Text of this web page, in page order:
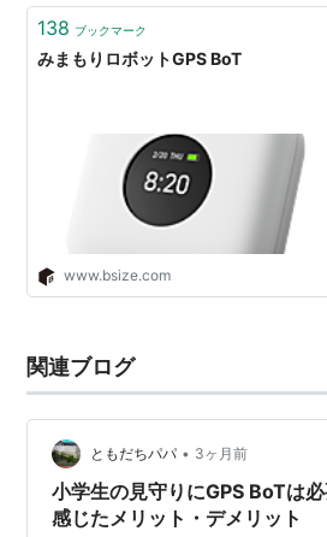
138 ブックマーク
みまもりロボットGPS BoT
www.bsize.com
関連ブログ
ともだちパパ • 3ヶ月前
小学生の見守りにGPS BoTは
感じたメリット・デメリット